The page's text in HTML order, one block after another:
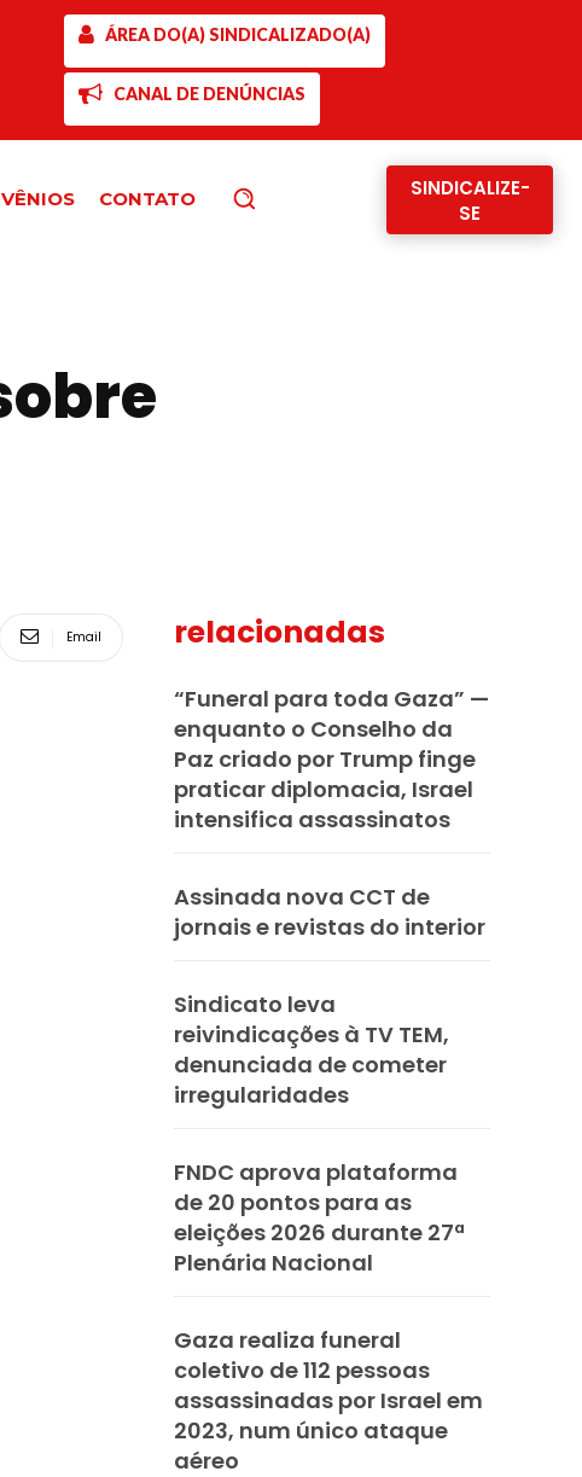
ÁREA DO(A) SINDICALIZADO(A)
CANAL DE DENÚNCIAS
CONTATO
SINDICALIZE-
SE
Email relacionadas
“Funeral para toda Gaza” —
enquanto o Conselho da
Paz criado por Trump finge
praticar diplomacia, Israel
intensifica assassinatos
Assinada nova CCT de
jornais e revistas do interior
Sindicato leva
reivindicações à TV TEM,
denunciada de cometer
irregularidades
FNDC aprova plataforma
de 20 pontos para as
eleições 2026 durante 27ª
Plenária Nacional
Gaza realiza funeral
coletivo de 112 pessoas
assassinadas por Israel em
2023, num único ataque
aéreo